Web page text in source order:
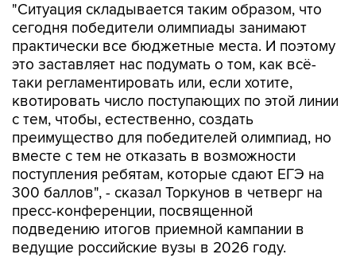
"Ситуация складывается таким образом, что
сегодня победители олимпиады занимают
практически все бюджетные места. И поэтому
это заставляет нас подумать о том, как всё-
таки регламентировать или, если хотите,
квотировать число поступающих по этой линии
с тем, чтобы, естественно, создать
преимущество для победителей олимпиад, но
вместе с тем не отказать в возможности
поступления ребятам, которые сдают ЕГЭ на
300 баллов", - сказал Торкунов в четверг на
пресс-конференции, посвященной
подведению итогов приемной кампании в
ведущие российские вузы в 2026 году.